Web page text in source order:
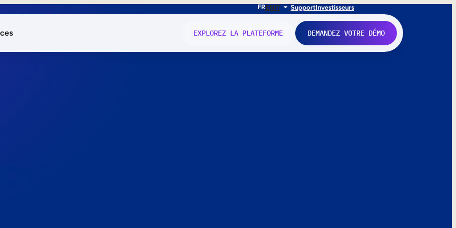
FRENIT SupportInvestisseurs
EXPLOREZ LA PLATEFORME DEMANDEZ VOTRE DÉMO